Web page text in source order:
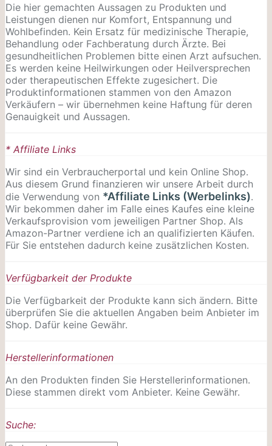
Die hier gemachten Aussagen zu Produkten und
Leistungen dienen nur Komfort, Entspannung und
Wohlbefinden. Kein Ersatz für medizinische Therapie,
Behandlung oder Fachberatung durch Ärzte. Bei
gesundheitlichen Problemen bitte einen Arzt aufsuchen.
Es werden keine Heilwirkungen oder Heilversprechen
oder therapeutischen Effekte zugesichert. Die
Produktinformationen stammen von den Amazon
Verkäufern – wir übernehmen keine Haftung für deren
Genauigkeit und Aussagen.
* Affiliate Links
Wir sind ein Verbraucherportal und kein Online Shop.
Aus diesem Grund finanzieren wir unsere Arbeit durch
die Verwendung von *Affiliate Links (Werbelinks).
Wir bekommen daher im Falle eines Kaufes eine kleine
Verkaufsprovision vom jeweiligen Partner Shop. Als
Amazon-Partner verdiene ich an qualifizierten Käufen.
Für Sie entstehen dadurch keine zusätzlichen Kosten.
Verfügbarkeit der Produkte
Die Verfügbarkeit der Produkte kann sich ändern. Bitte
überprüfen Sie die aktuellen Angaben beim Anbieter im
Shop. Dafür keine Gewähr.
Herstellerinformationen
An den Produkten finden Sie Herstellerinformationen.
Diese stammen direkt vom Anbieter. Keine Gewähr.
Suche: